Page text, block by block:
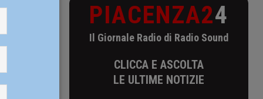
delle Serate
PIACENZA24
Il Giornale Radio di Radio Sound
CLICCA E ASCOLTA
LE ULTIME NOTIZIE